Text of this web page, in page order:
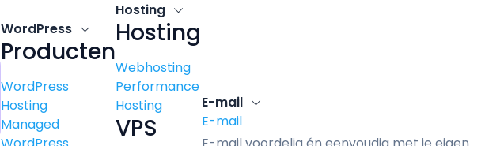
WordPress
Producten
WordPress
Hosting
Managed
Hosting
Hosting
Webhosting
Performance
Hosting
VPS
E-mail
E-mail